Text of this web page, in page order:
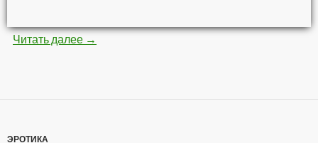
Читать далее Невероятные картины кистью и красками
→
ЭРОТИКА